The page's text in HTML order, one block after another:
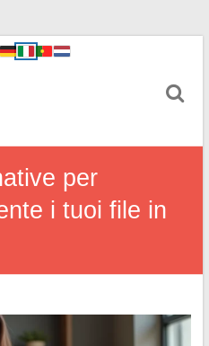
per
i tuoi file in